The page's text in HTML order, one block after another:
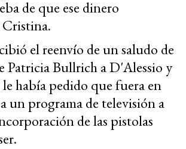
de que ese dinero
Cristina.
el reenvío de un saludo de
Patricia Bullrich a D'Alessio y
había pedido que fuera en
un programa de televisión a
de las pistolas